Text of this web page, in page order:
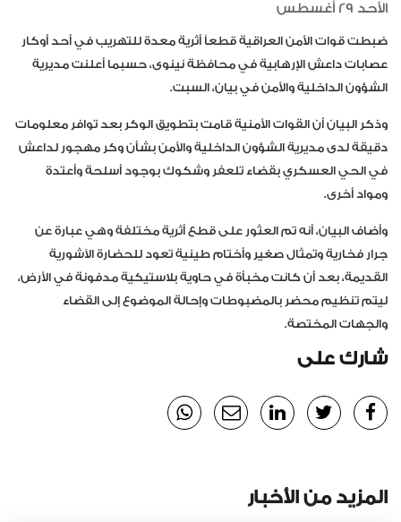
الأحد 29 أغسطس
ضبطت قوات الأمن العراقية قطعاً أثرية معدة للتهريب في أحد أوكار
عصابات داعش الإرهابية في محافظة نينوى، حسبما أعلنت مديرية
الشؤون الداخلية والأمن في بيان، السبت.
وذكر البيان أن القوات الأمنية قامت بتطويق الوكر بعد توافر معلومات
دقيقة لدى مديرية الشؤون الداخلية والأمن بشأن وكر مهجور لداعش
في الحي العسكري بقضاء تلعفر وشكوك بوجود أسلحة وأعتدة
ومواد أخرى.
وأضاف البيان، أنه تم العثور على قطع أثرية مختلفة وهي عبارة عن
جرار فخارية وتمثال صغير وأختام طينية تعود للحضارة الآشورية
القديمة، بعد أن كانت مخبأة في حاوية بلاستيكية مدفونة في الأرض،
ليتم تنظيم محضر بالمضبوطات وإحالة الموضوع إلى القضاء
والجهات المختصة.
شارك على
المزيد من الأخبار